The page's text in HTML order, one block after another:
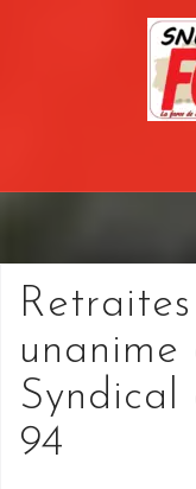
unanime
94